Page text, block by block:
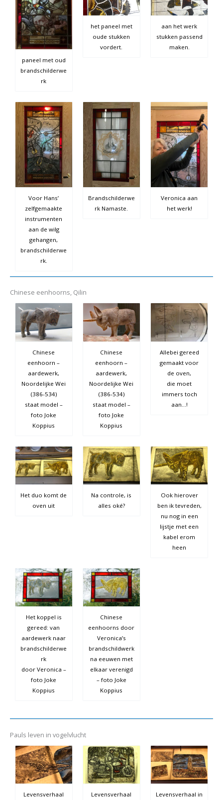
paneel met oud
brandschilderwe
rk
het paneel met
oude stukken
vordert.
aan het werk
stukken passend
maken.
Voor Hans’
zelfgemaakte
instrumenten
aan de wilg
gehangen,
brandschilderwe
rk.
Brandschilderwe
rk Namaste.
Veronica aan
het werk!
Chinese eenhoorns, Qilin
Chinese
eenhoorn –
aardewerk,
Noordelijke Wei
(386-534)
staat model –
foto Joke
Koppius
Chinese
eenhoorn –
aardewerk,
Noordelijke Wei
(386-534)
staat model –
foto Joke
Koppius
Allebei gereed
gemaakt voor
de oven,
die moet
immers toch
aan…!
Het duo komt de
oven uit
Na controle, is
alles oké?
Ook hierover
ben ik tevreden,
nu nog in een
lijstje met een
kabel erom
heen
Het koppel is
gereed: van
aardewerk naar
brandschilderwe
rk
door Veronica –
foto Joke
Koppius
Chinese
eenhoorns door
Veronica’s
brandschildwerk
na eeuwen met
elkaar verenigd
– foto Joke
Koppius
Pauls leven in vogelvlucht
Levensverhaal Levensverhaal Levensverhaal in